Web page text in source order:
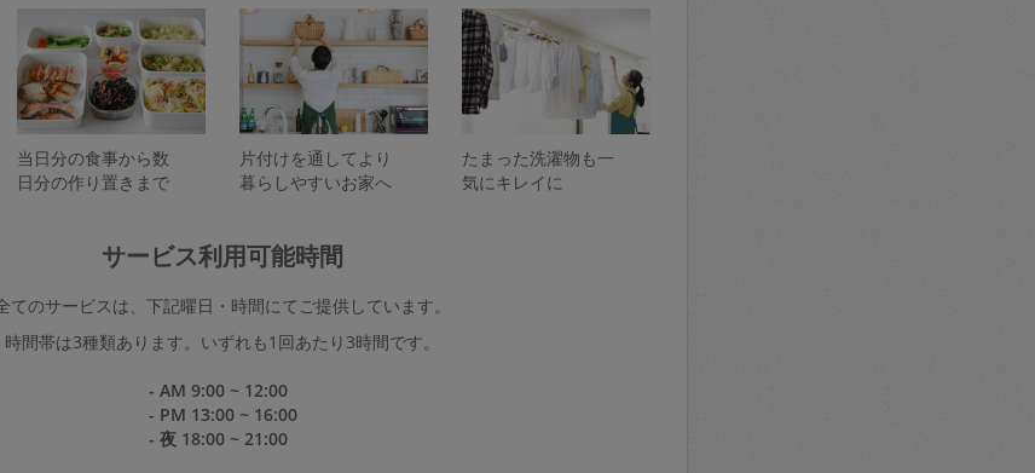
当日分の食事から数
日分の作り置きまで
片付けを通してより
暮らしやすいお家へ
たまった洗濯物も一
気にキレイに
サービス利用可能時間
てのサービスは、下記曜日・時間にてご提供しています。
時間帯は3種類あります。いずれも1回あたり3時間です。
- AM 9:00 ~ 12:00
- PM 13:00 ~ 16:00
- 夜 18:00 ~ 21:00